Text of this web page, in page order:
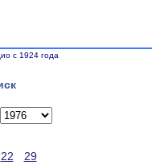
с 1924 года
22
29